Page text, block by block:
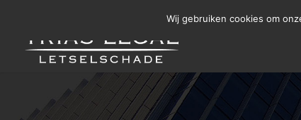
06 14 200 440
Wij gebruiken cookies om